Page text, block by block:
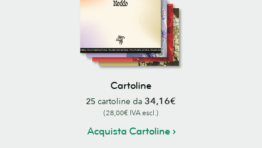
Cartoline
25 cartoline da 34,16€
(28,00€ IVA escl.)
Acquista Cartoline